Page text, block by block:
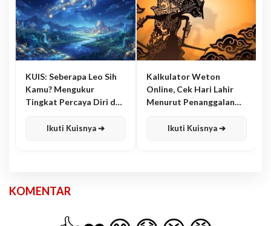
KUIS: Seberapa Leo Sih
Kamu? Mengukur
Tingkat Percaya Diri dan
Ikuti Kuisnya ➔
Kalkulator Weton
Online, Cek Hari Lahir
Menurut Penanggalan
Ikuti Kuisnya ➔
KOMENTAR